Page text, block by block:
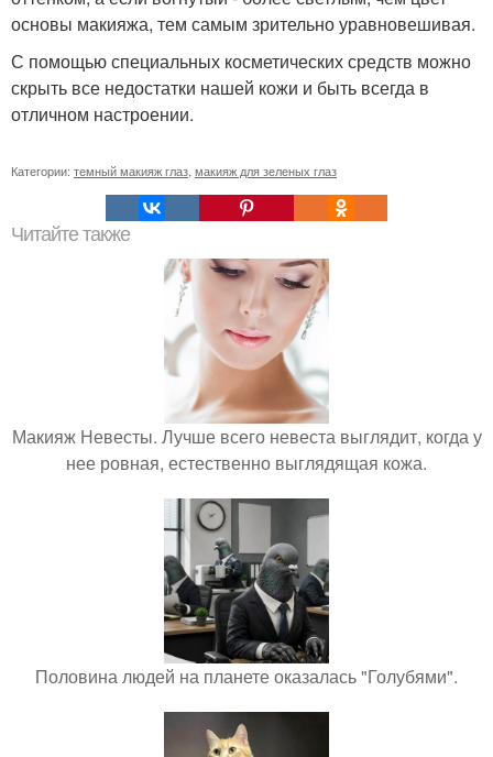
основы макияжа, тем самым зрительно уравновешивая.
С помощью специальных косметических средств можно
скрыть все недостатки нашей кожи и быть всегда в
отличном настроении.
Категории: темный макияж глаз, макияж для зеленых глаз
Читайте также
Макияж Невесты. Лучше всего невеста выглядит, когда у
нее ровная, естественно выглядящая кожа.
Половина людей на планете оказалась "Голубями".